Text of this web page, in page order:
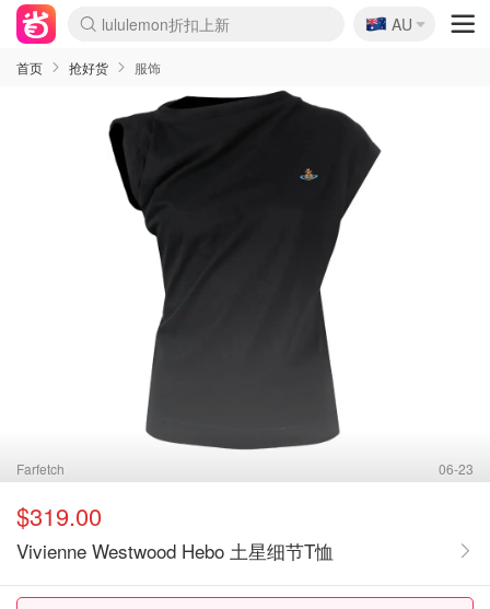
lululemon折扣上新
Sasa美妆护肤3.5折
SSENSE年中3折
FreshBeauty好价汇总
Cettire降价+叠9折
WWS Coles超市实拍
viagogo二手票捡漏
Myer超级周末1折
The Outnet奢牌1折起
David Jones 3折起
Flannels大牌1折
Perfumes Club护肤1折
AMIRO返校季6.2折
Amazon折扣汇总
eToro入金$200送$50
Amazon数码好物
ICONIC本周7.5折
ThedoubleF高奢地板价
Moose Knuckles 6折
丝芙兰5折起
EUFY官网3.7折起
Selenichast首饰2折
Trip机票酒店促销
YSL送5件彩妆礼
Amazon家居好物
Amazon美妆护肤
雅漾大喷$8
过敏原检测盒$33
伊索独家赠50ml沐浴露
科颜氏清仓3折
SEALIFE海洋馆门票6折
丝塔芙大白罐$16
订阅Newsletter送香薰
Cult Beauty 6.8折
Harrods圣诞日历2.3折
LN-CC奢牌私促3折
d'Alba空姐喷雾$16
EVE LOM套装逆天2折
Bernardelli独家4折
Adore Beauty 6折起
CT圣诞日历
Mytheresa奢品2.7折
Luxury Escapes 9折
Currentbody美容仪9折
MOON Garden Live
Roborock扫地机3.7折
Tingo Life水杯$24
Valentino官网5折
CR洗发护发6.3折
修丽可套装7.4折
Myer彩妆2件7折
GANNI官网4.5折
Stylevana韩妆4折
Tessabit高奢8.5折
OGX洗护4折
Amazon阿德莱德次日达
卡诗8.5折+赠礼
Philips Hue灯具8折
🇦🇺
AU
首页 抢好货 服饰
Farfetch 06-23
$319.00
Vivienne Westwood Hebo 土星细节T恤